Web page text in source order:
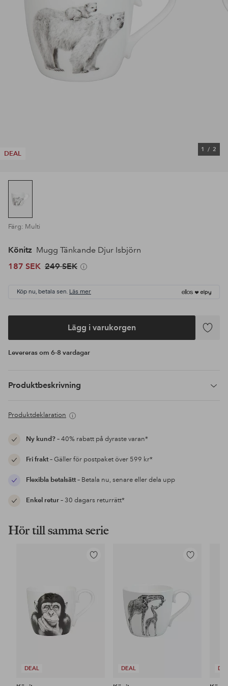
DEAL
1 / 2
Färg: Multi
Könitz Mugg Tänkande Djur Isbjörn
187 SEK 249 SEK
Köp nu, betala sen. Läs mer
Lägg i varukorgen
Lägg
Levereras om 6-8 vardagar
Produktbeskrivning
Produktdeklaration
Ny kund?– 40% rabatt på dyraste varan*
Fri frakt– Gäller för postpaket över 599 kr*
Flexibla betalsätt– Betala nu, senare eller dela upp
Enkel retur– 30 dagars returrätt*
Hör till samma serie
DEAL
Lägg
DEAL
Lägg